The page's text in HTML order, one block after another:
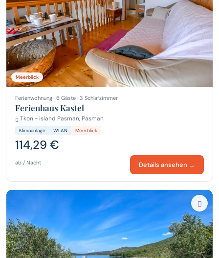
Meerblick
Ferienwohnung · 6 Gäste · 3 Schlafzimmer
Ferienhaus Kastel
Tkon - island Pasman, Pasman
Klimaanlage WLAN Meerblick
114,29 €
ab / Nacht Details ansehen →